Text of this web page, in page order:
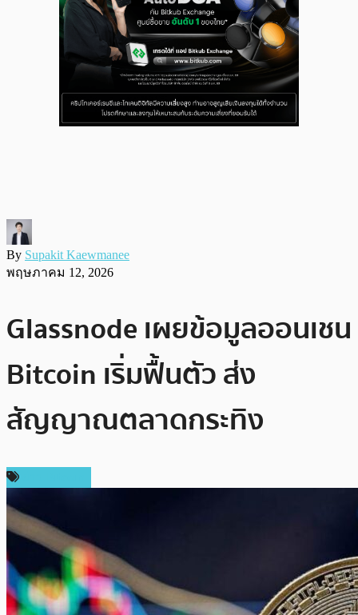
By Supakit Kaewmanee
พฤษภาคม 12, 2026
Glassnode เผยข้อมูลออนเชน
Bitcoin เริ่มฟื้นตัว ส่ง
สัญญาณตลาดกระทิง